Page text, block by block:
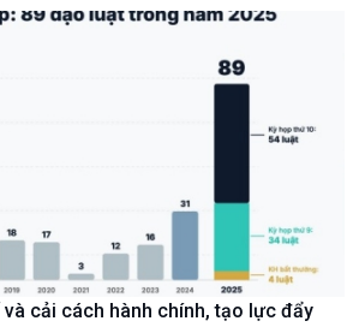
Chuyên mục
Theo dòng Thời sự
và cải cách hành chính, tạo lực đẩy